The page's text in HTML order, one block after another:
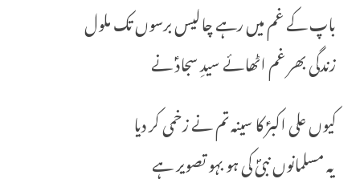
باپ کے غم میں رہے چالیس برسوں تک ملول
زندگی بھر غم اٹھائے سیدِ سجادؑ نے
کیوں علی اکبرؑ کا سینہ تم نے زخمی کر دیا
یہ مسلمانوں نبیؐ کی ہو بہو تصویر ہے